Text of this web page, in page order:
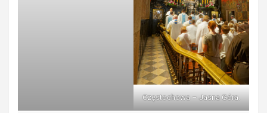
Częstochowa – Jasna Góra.